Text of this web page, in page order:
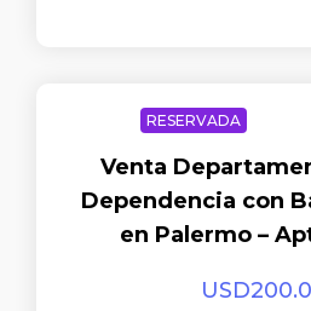
RESERVADA
Venta
Dependencia con
en Palermo –